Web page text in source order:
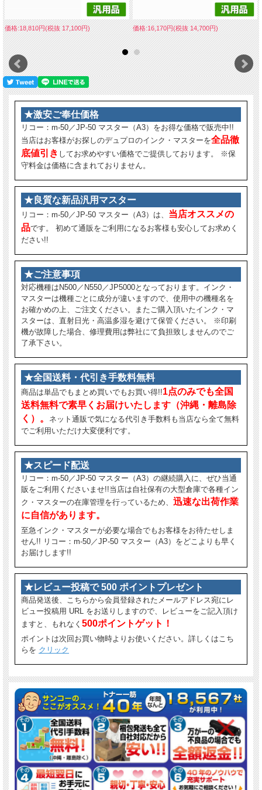
価格:18,810円(税抜 17,100円) 価格:16,170円(税抜 14,700円)
★激安ご奉仕価格
リコー：m-50／JP-50 マスター（A3）をお得な価格で販売中!!
当店はお客様がお探しのデュプロのインク・マスターを全品徹
底値引き してお求めやすい価格でご提供しております。 ※保
守料金は価格に含まれておりません。
★良質な新品汎用マスター
リコー：m-50／JP-50 マスター（A3）は、 当店オススメの
品です。 初めて通販をご利用になるお客様も安心してお求めく
ださい!!
★ご注意事項
対応機種はN500／N550／JP5000となっております。インク・
マスターは機種ごとに成分が違いますので、使用中の機種名を
お確かめの上、ご注文ください。またご購入頂いたインク・マ
スターは、直射日光・高温多湿を避けて保管ください。 ※印刷
機が故障した場合、修理費用は弊社にて負担致しませんのでご
了承下さい。
★全国送料・代引き手数料無料
商品は単品でもまとめ買いでもお買い得!!1点のみでも全国
送料無料で素早くお届けいたします（沖縄・離島除
く）。
ネット通販で気になる代引き手数料も当店なら全て無料
でご利用いただけ大変便利です。
★スピード配送
リコー：m-50／JP-50 マスター（A3）の継続購入に、ぜひ当通
販をご利用くださいませ!!当店は自社保有の大型倉庫で各種イン
ク・マスターの在庫管理を行っているため、 迅速な出荷作業
に自信があります。
至急インク・マスターが必要な場合でもお客様をお待たせしま
せん!! リコー：m-50／JP-50 マスター（A3）をどこよりも早く
お届けします!!
★レビュー投稿で 500 ポイントプレゼント
商品発送後、こちらから会員登録されたメールアドレス宛にレ
ビュー投稿用 URL をお送りしますので、レビューをご記入頂け
ますと、もれなく 500ポイントゲット！
ポイントは次回お買い物時よりお使いください。詳しくはこち
らを クリック